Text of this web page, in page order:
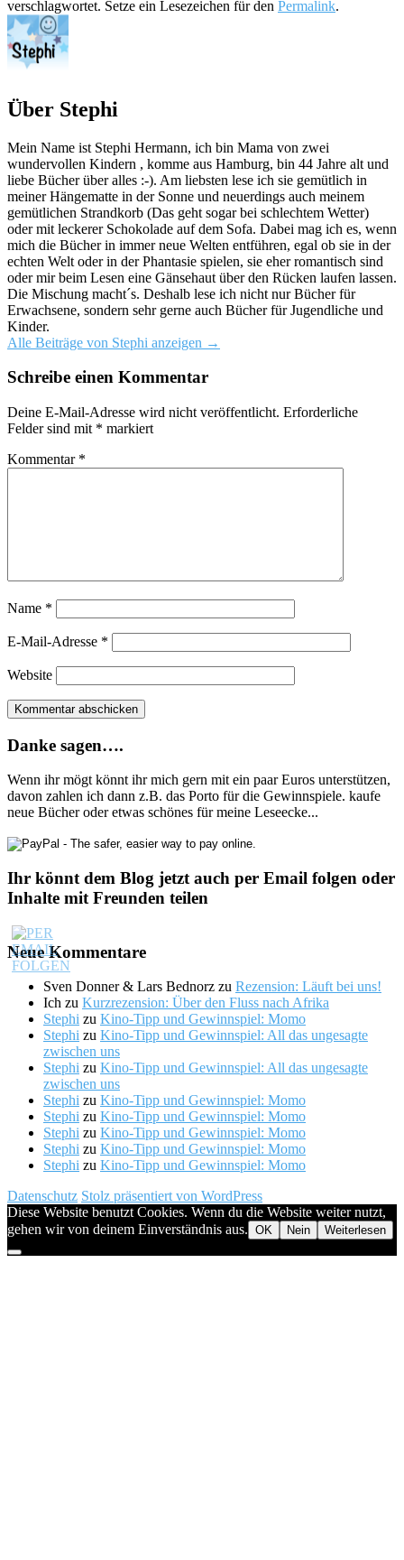
verschlagwortet. Setze ein Lesezeichen für den Permalink.
Über Stephi
Mein Name ist Stephi Hermann, ich bin Mama von zwei
wundervollen Kindern , komme aus Hamburg, bin 44 Jahre alt und
liebe Bücher über alles :-). Am liebsten lese ich sie gemütlich in
meiner Hängematte in der Sonne und neuerdings auch meinem
gemütlichen Strandkorb (Das geht sogar bei schlechtem Wetter)
oder mit leckerer Schokolade auf dem Sofa. Dabei mag ich es, wenn
mich die Bücher in immer neue Welten entführen, egal ob sie in der
echten Welt oder in der Phantasie spielen, sie eher romantisch sind
oder mir beim Lesen eine Gänsehaut über den Rücken laufen lassen.
Die Mischung macht´s. Deshalb lese ich nicht nur Bücher für
Erwachsene, sondern sehr gerne auch Bücher für Jugendliche und
Kinder.
Alle Beiträge von Stephi anzeigen →
Schreibe einen Kommentar
Deine E-Mail-Adresse wird nicht veröffentlicht. Erforderliche
Felder sind mit * markiert
Kommentar *
Name *
E-Mail-Adresse *
Website
Danke sagen….
Wenn ihr mögt könnt ihr mich gern mit ein paar Euros unterstützen,
davon zahlen ich dann z.B. das Porto für die Gewinnspiele. kaufe
neue Bücher oder etwas schönes für meine Leseecke...
Ihr könnt dem Blog jetzt auch per Email folgen oder
Inhalte mit Freunden teilen
Neue Kommentare
Sven Donner & Lars Bednorz zu Rezension: Läuft bei uns!
Ich zu Kurzrezension: Über den Fluss nach Afrika
Stephi zu Kino-Tipp und Gewinnspiel: Momo
Stephi zu Kino-Tipp und Gewinnspiel: All das ungesagte
zwischen uns
Stephi zu Kino-Tipp und Gewinnspiel: All das ungesagte
zwischen uns
Stephi zu Kino-Tipp und Gewinnspiel: Momo
Stephi zu Kino-Tipp und Gewinnspiel: Momo
Stephi zu Kino-Tipp und Gewinnspiel: Momo
Stephi zu Kino-Tipp und Gewinnspiel: Momo
Stephi zu Kino-Tipp und Gewinnspiel: Momo
Datenschutz Stolz präsentiert von WordPress
Diese Website benutzt Cookies. Wenn du die Website weiter nutzt,
gehen wir von deinem Einverständnis aus. OK Nein Weiterlesen